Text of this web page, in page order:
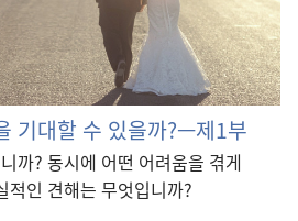
기대할 수 있을까?—제1부
까? 동시에 어떤 어려움을 겪게
적인 견해는 무엇입니까?